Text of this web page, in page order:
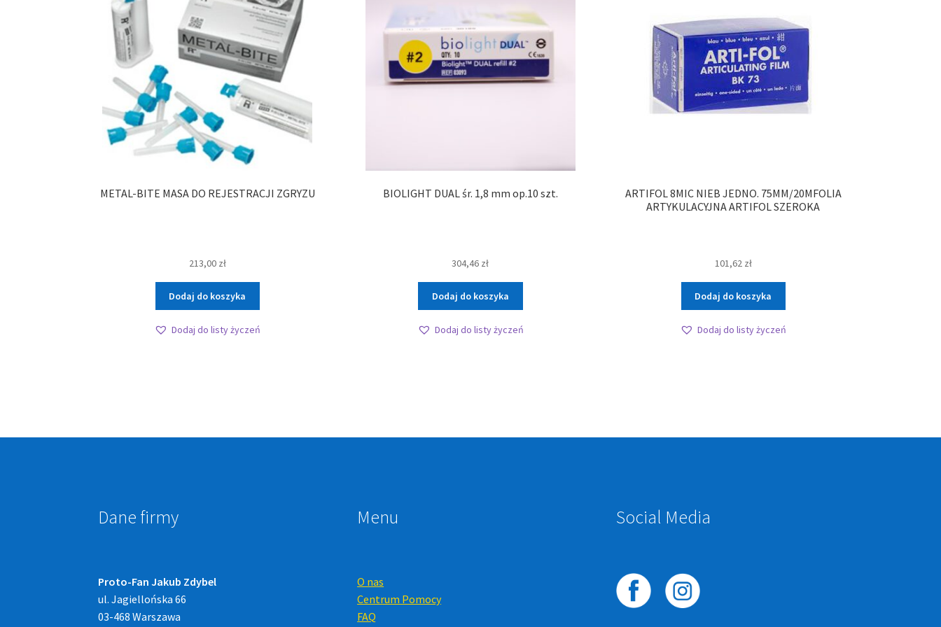
METAL-BITE MASA DO REJESTRACJI ZGRYZU
213,00 zł
Dodaj do koszyka
Dodaj do listy życzeń
BIOLIGHT DUAL śr. 1,8 mm op.10 szt.
304,46 zł
Dodaj do koszyka
Dodaj do listy życzeń
ARTIFOL 8MIC NIEB JEDNO. 75MM/20MFOLIA
ARTYKULACYJNA ARTIFOL SZEROKA
101,62 zł
Dodaj do koszyka
Dodaj do listy życzeń
Dane firmy
Proto-Fan Jakub Zdybel
ul. Jagiellońska 66
03-468 Warszawa
Menu
O nas
Centrum Pomocy
FAQ
Social Media